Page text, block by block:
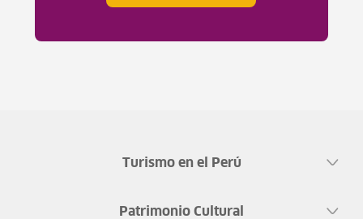
Turismo en el Perú
Patrimonio Cultural